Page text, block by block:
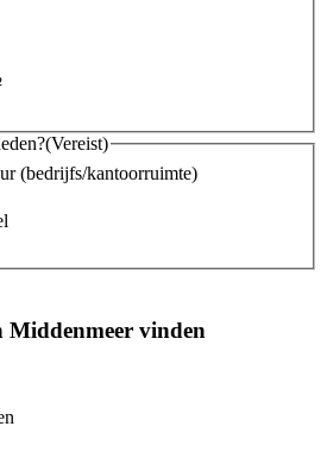
(Vereist)
(bedrijfs/kantoorruimte)
Middenmeer vinden